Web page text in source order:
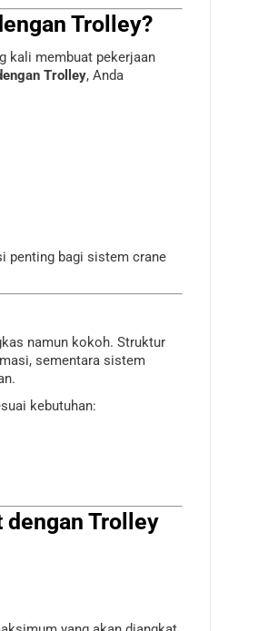
Trolley?
kali membuat pekerjaan
Trolley, Anda
penting bagi sistem crane
namun kokoh. Struktur
sementara sistem
kebutuhan:
Trolley